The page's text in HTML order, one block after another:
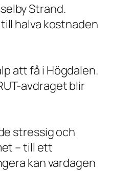
Strand.
halva kostnaden
att få i Högdalen.
avdraget blir
stressig och
– till ett
kan vardagen